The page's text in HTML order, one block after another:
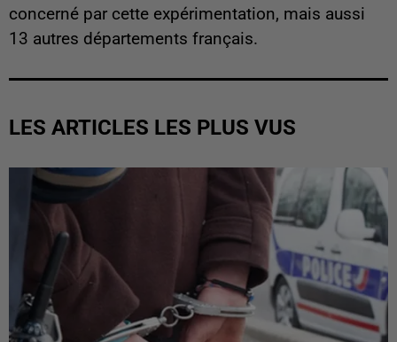
concerné par cette expérimentation, mais aussi
13 autres départements français.
LES ARTICLES LES PLUS VUS